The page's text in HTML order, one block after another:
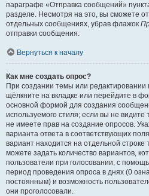
параграфе «Отправка сообщений»
разделе. Несмотря на это, вы сможете
отдельных сообщениях, убрав флажок
отправки сообщения.
Вернуться к началу
Как мне создать опрос?
При создании темы или
щёлкните на вкладке или перейдите в
основной формой для создания
используемого стиля; если вы не
не имеете прав на создание опросов.
варианта ответа в соответствующих
вариант находится на отдельной строке
можете задать количество вариантов,
пользователи при голосовании, с
период проведения опроса в днях (0
постоянным) и возможность
они проголосовали.